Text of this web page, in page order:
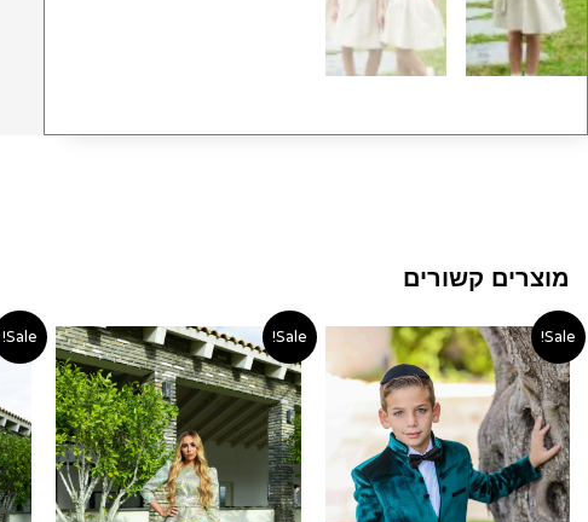
מוצרים קשורים
Sale!
מחירים:
⁦100.00 ₪⁩
Sale!
המחיר
המקורי
היה:
890.00 ₪.
המחיר
הנוכחי
הוא:
790.00 ₪.
Sale!